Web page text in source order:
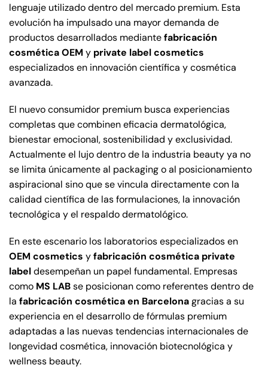
lenguaje utilizado dentro del mercado premium. Esta
evolución ha impulsado una mayor demanda de
productos desarrollados mediantefabricación
cosmética OEM y private label cosmetics
especializados en innovación científica y cosmética
avanzada.
El nuevo consumidor premium busca experiencias
completas que combinen eficacia dermatológica,
bienestar emocional, sostenibilidad y exclusividad.
Actualmente el lujo dentro de la industria beauty ya no
se limita únicamente al packaging o al posicionamiento
aspiracional sino que se vincula directamente con la
calidad científica de las formulaciones, la innovación
tecnológica y el respaldo dermatológico.
En este escenario los laboratorios especializados en
OEM cosmetics yfabricación cosmética private
labeldesempeñan un papel fundamental. Empresas
como MS LABse posicionan como referentes dentro de
la fabricación cosmética en Barcelonagracias a su
experiencia en el desarrollo de fórmulas premium
adaptadas a las nuevas tendencias internacionales de
longevidad cosmética, innovación biotecnológica y
wellness beauty.